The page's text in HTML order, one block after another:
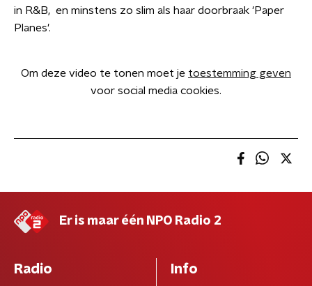
in R&B, en minstens zo slim als haar doorbraak 'Paper
Planes'.
Om deze video te tonen moet je toestemming geven
voor social media cookies.
Er is maar één NPO Radio 2
Radio Info